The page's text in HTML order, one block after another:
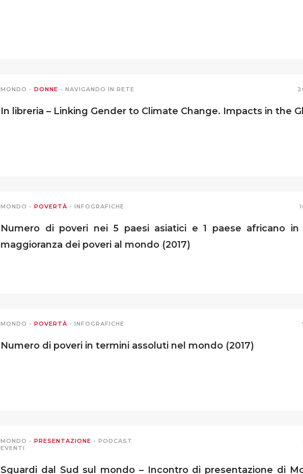
MONDO - DONNE - NAVIGANDO IN RETE
In libreria – Linking Gender to Climate Change. Impacts in the
MONDO - POVERTÀ - INFOGRAFICHE
Numero di poveri nei 5 paesi asiatici e 1 paese africano
maggioranza dei poveri al mondo (2017)
MONDO - POVERTÀ - INFOGRAFICHE
Numero di poveri in termini assoluti nel mondo (2017)
MONDO - PRESENTAZIONE - PODCAST
EVENTI
Sguardi dal Sud sul mondo – Incontro di presentazione di